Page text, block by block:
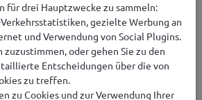
für drei Hauptzwecke zu sammeln:
gezielte Werbung an
und Verwendung von Social Plugins.
zuzustimmen, oder gehen Sie zu den
Entscheidungen über die von
zu treffen.
zu Cookies und zur Verwendung Ihrer